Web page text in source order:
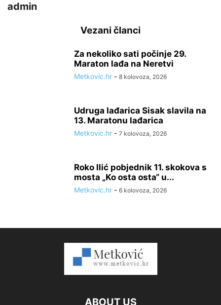
admin
Vezani članci
Za nekoliko sati počinje 29.
Maraton lađa na Neretvi
Metkovic.hr - 8 kolovoza, 2026
Udruga lađarica Sisak slavila na
13. Maratonu lađarica
Metkovic.hr - 7 kolovoza, 2026
Roko Ilić pobjednik 11. skokova s
mosta „Ko osta osta“ u...
Metkovic.hr - 6 kolovoza, 2026
ABOUT US